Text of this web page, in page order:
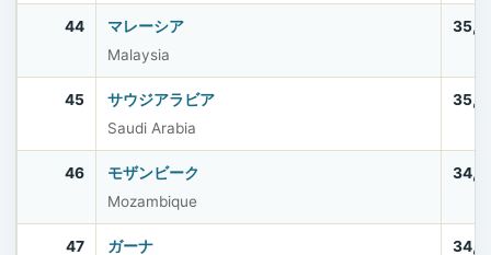
44
マレーシア
Malaysia
45
サウジアラビア
Saudi Arabia
46
モザンビーク
Mozambique
47
ガーナ